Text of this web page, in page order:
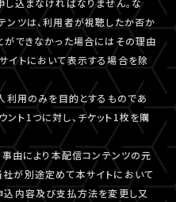
し込まなければなりません。な
ンツは、利用者が視聴したか否か
ができなかった場合にはその理由
イトにおいて表示する場合を除
用のみを目的とするものであ
ント1つに対し、チケット1枚を購
由により本配信コンテンツの元
が別途定めて本サイトにおいて
込内容及び支払方法を変更し又